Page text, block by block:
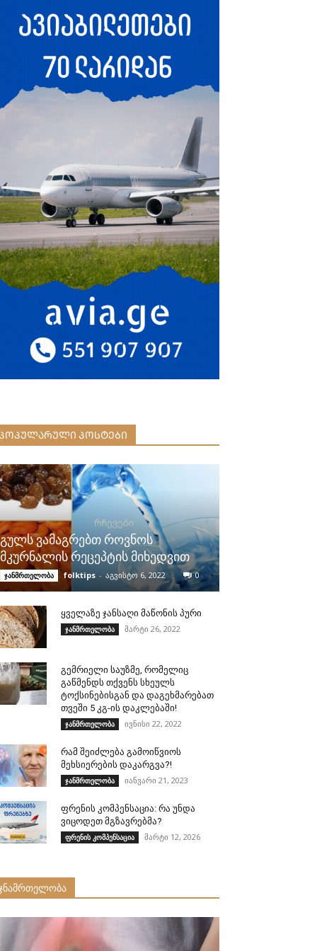
ᲞᲝᲡᲢᲔᲑᲘ
გულს ვამაგრებთ როვნოს
მკურნალის რეცეპტის მიხედვით
ჯანმრთელობა folktips - აგვისტო 6, 2022 0
ყველაზე ჯანსაღი მაწონის პური
ჯანმრთელობა მარტი 26, 2022
გემრიელი საუზმე, რომელიც
გაწმენდს თქვენს სხეულს
ტოქსინებისგან და დაგეხმარებათ
თვეში 5 კგ-ის დაკლებაში!
ჯანმრთელობა ივნისი 22, 2022
რამ შეიძლება გამოიწვიოს
მეხსიერების დაკარგვა?!
ჯანმრთელობა იანვარი 21, 2023
ფრენის კომპენსაცია: რა უნდა
ვიცოდეთ მგზავრებმა?
ფრენის კომპენსაცია მარტი 12, 2026